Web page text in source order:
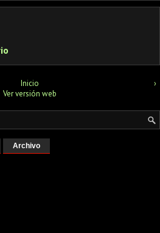
›
Inicio
Ver versión web
Archivo